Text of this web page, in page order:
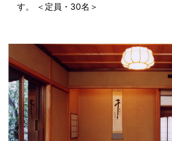
す。 ＜定員・30名＞